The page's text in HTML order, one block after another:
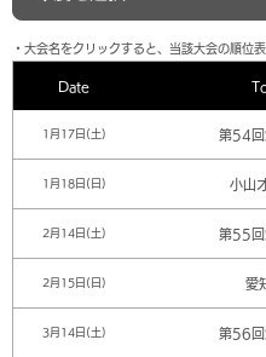
・大会名をクリックすると、当該大会の順位
Date
1月17日(土) 第54回
1月18日(日) 小山
2月14日(土) 第55回
2月15日(日) 愛
3月14日(土) 第56回